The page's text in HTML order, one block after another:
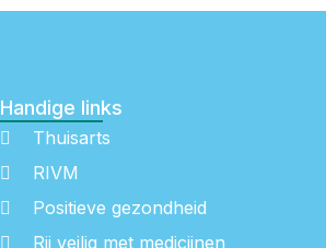
Handige links
Thuisarts
RIVM
Positieve gezondheid
Rij veilig met medicijnen